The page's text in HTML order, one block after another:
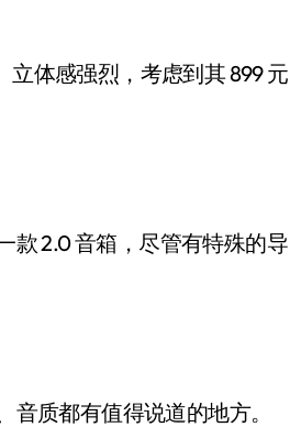
体感强烈，考虑到其 899 元
款 2.0 音箱，尽管有特殊的导
质都有值得说道的地方。